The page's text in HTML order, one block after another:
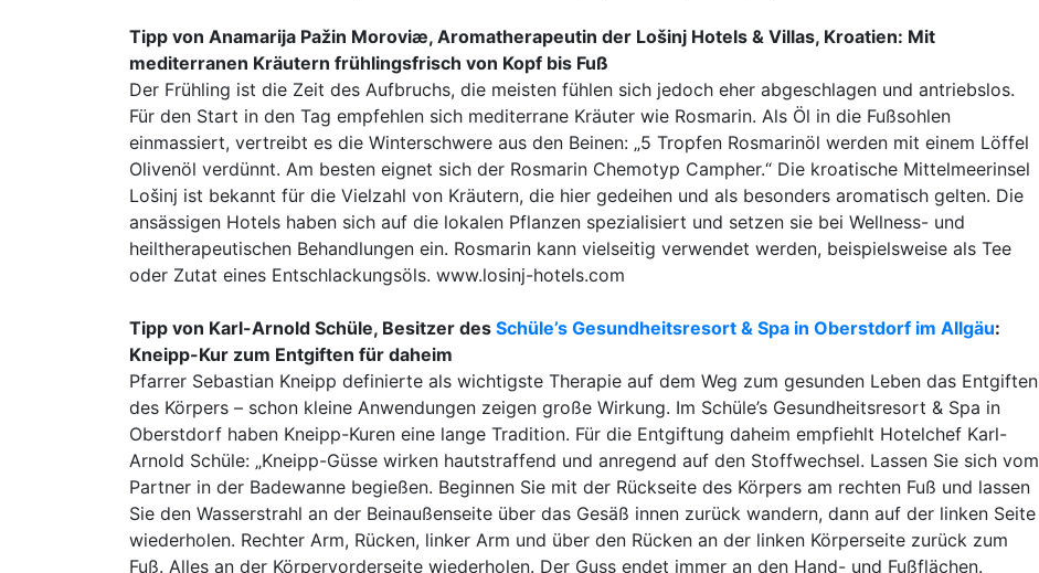
Tipp von Anamarija Pažin Moroviæ, Aromatherapeutin der Lošinj Hotels & Villas, Kroatien: Mit
mediterranen Kräutern frühlingsfrisch von Kopf bis Fuß
Der Frühling ist die Zeit des Aufbruchs, die meisten fühlen sich jedoch eher abgeschlagen und antriebslos.
Für den Start in den Tag empfehlen sich mediterrane Kräuter wie Rosmarin. Als Öl in die Fußsohlen
einmassiert, vertreibt es die Winterschwere aus den Beinen: „5 Tropfen Rosmarinöl werden mit einem Löffel
Olivenöl verdünnt. Am besten eignet sich der Rosmarin Chemotyp Campher.“ Die kroatische Mittelmeerinsel
Lošinj ist bekannt für die Vielzahl von Kräutern, die hier gedeihen und als besonders aromatisch gelten. Die
ansässigen Hotels haben sich auf die lokalen Pflanzen spezialisiert und setzen sie bei Wellness- und
heiltherapeutischen Behandlungen ein. Rosmarin kann vielseitig verwendet werden, beispielsweise als Tee
oder Zutat eines Entschlackungsöls. www.losinj-hotels.com
Tipp von Karl-Arnold Schüle, Besitzer des Schüle’s Gesundheitsresort & Spa in Oberstdorf im Allgäu:
Kneipp-Kur zum Entgiften für daheim
Pfarrer Sebastian Kneipp definierte als wichtigste Therapie auf dem Weg zum gesunden Leben das Entgiften
des Körpers – schon kleine Anwendungen zeigen große Wirkung. Im Schüle’s Gesundheitsresort & Spa in
Oberstdorf haben Kneipp-Kuren eine lange Tradition. Für die Entgiftung daheim empfiehlt Hotelchef Karl-
Arnold Schüle: „Kneipp-Güsse wirken hautstraffend und anregend auf den Stoffwechsel. Lassen Sie sich vom
Partner in der Badewanne begießen. Beginnen Sie mit der Rückseite des Körpers am rechten Fuß und lassen
Sie den Wasserstrahl an der Beinaußenseite über das Gesäß innen zurück wandern, dann auf der linken Seite
wiederholen. Rechter Arm, Rücken, linker Arm und über den Rücken an der linken Körperseite zurück zum
Fuß. Alles an der Körpervorderseite wiederholen. Der Guss endet immer an den Hand- und Fußflächen.